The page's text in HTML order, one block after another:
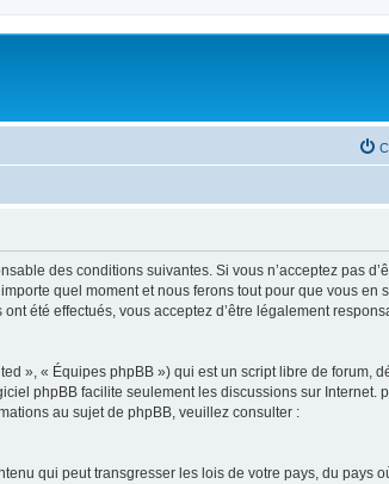
des conditions suivantes. Si vous n’acceptez pas
quel moment et nous ferons tout pour que vous en
été effectués, vous acceptez d’être légalement
», « Équipes phpBB ») qui est un script libre de forum,
phpBB facilite seulement les discussions sur Internet.
au sujet de phpBB, veuillez consulter :
qui peut transgresser les lois de votre pays, du pays